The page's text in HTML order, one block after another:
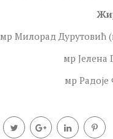
мр Милорад Дурутовић
мр Јелена
мр